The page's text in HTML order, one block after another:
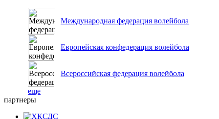
Международная федерация волейбола
Европейская конфедерация волейбола
Всероссийская федерация волейбола
еще
партнеры